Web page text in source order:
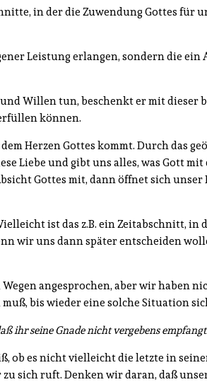
in der die Zuwendung Gottes für
Leistung erlangen, sondern die ein
Willen tun, beschenkt er mit dieser
können.
Herzen Gottes kommt. Durch das
Liebe und gibt uns alles, was Gott mit
Gottes mit, dann öffnet sich
ist das z.B. ein Zeitabschnitt, in
wir uns dann später entscheiden
angesprochen, aber wir haben
muß, bis wieder eine solche Situation
ihr seine Gnade nicht vergebens
ob es nicht vielleicht die letzte in
sich ruft. Denken wir daran, daß